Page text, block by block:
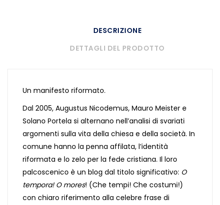
DESCRIZIONE
DETTAGLI DEL PRODOTTO
Un manifesto riformato.
Dal 2005, Augustus Nicodemus, Mauro Meister e
Solano Portela si alternano nell’analisi di svariati
argomenti sulla vita della chiesa e della società. In
comune hanno la penna affilata, l’identità
riformata e lo zelo per la fede cristiana. Il loro
palcoscenico è un blog dal titolo significativo: O
tempora! O mores! (Che tempi! Che costumi!)
con chiaro riferimento alla celebre frase di